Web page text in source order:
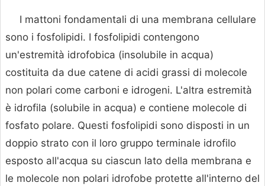
I mattoni fondamentali di una membrana cellulare
sono i fosfolipidi. I fosfolipidi contengono
un'estremità idrofobica (insolubile in acqua)
costituita da due catene di acidi grassi di molecole
non polari come carboni e idrogeni. L'altra estremità
è idrofila (solubile in acqua) e contiene molecole di
fosfato polare. Questi fosfolipidi sono disposti in un
doppio strato con il loro gruppo terminale idrofilo
esposto all'acqua su ciascun lato della membrana e
le molecole non polari idrofobe protette all'interno del